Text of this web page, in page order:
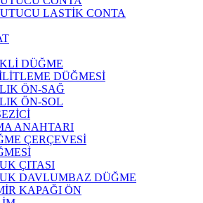
LASTİK CONTA
DÜĞME
DÜĞMESİ
ÖN-SAĞ
ÖN-SOL
ANAHTARI
ÇERÇEVESİ
ÇITASI
DAVLUMBAZ DÜĞME
KAPAĞI ÖN